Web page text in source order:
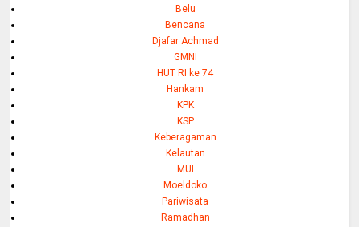
Belu
Bencana
Djafar Achmad
GMNI
HUT RI ke 74
Hankam
KPK
KSP
Keberagaman
Kelautan
MUI
Moeldoko
Pariwisata
Ramadhan